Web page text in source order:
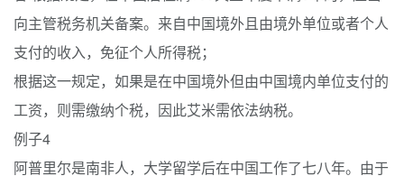
向主管税务机关备案。来自中国境外且由境外单位或者个人
支付的收入，免征个人所得税；
根据这一规定，如果是在中国境外但由中国境内单位支付的
工资，则需缴纳个税，因此艾米需依法纳税。
例子4
阿普里尔是南非人，大学留学后在中国工作了七八年。由于